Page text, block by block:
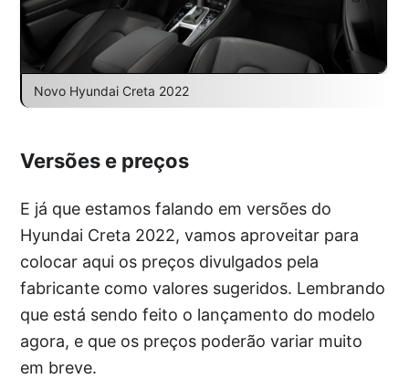
Novo Hyundai Creta 2022
Versões e preços
E já que estamos falando em versões do
Hyundai Creta 2022, vamos aproveitar para
colocar aqui os preços divulgados pela
fabricante como valores sugeridos. Lembrando
que está sendo feito o lançamento do modelo
agora, e que os preços poderão variar muito
em breve.